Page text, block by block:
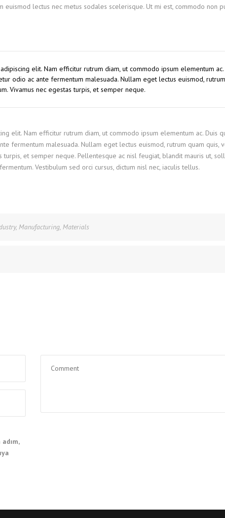
euismod lectus nec metus sodales scelerisque. Ut mi est, commodo non
elit. Nam efficitur rutrum diam, ut commodo ipsum elementum ac.
odio ac ante fermentum malesuada. Nullam eget lectus euismod,
Vivamus nec egestas turpis, et semper neque.
elit. Nam efficitur rutrum diam, ut commodo ipsum elementum ac. Duis
fermentum malesuada. Nullam eget lectus euismod, rutrum quam quis,
et semper neque. Pellentesque ac nisl feugiat, blandit mauris ut,
Vestibulum sed orci cursus, dictum nisl nec, iaculis tellus.
, Manufacturing Materials